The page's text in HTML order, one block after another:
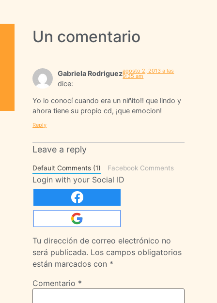
Un comentario
Gabriela Rodriguez
dice:
agosto 2, 2013 a las
9:35 am
Yo lo conocí cuando era un niñito!! que lindo y
ahora tiene su propio cd, ¡que emocion!
Reply
Leave a reply
Default Comments (1) Facebook Comments
Login with your Social ID
Tu dirección de correo electrónico no
será publicada. Los campos obligatorios
están marcados con *
Comentario *